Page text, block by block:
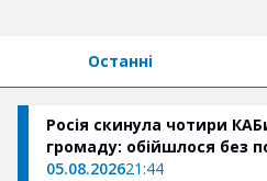
Останні
Росія скинула чотири
громаду: обійшлося без
05.08.202621:44